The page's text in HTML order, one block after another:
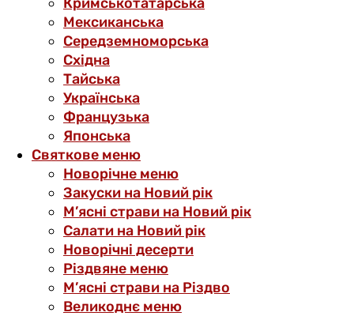
Мексиканська
Середземноморська
Східна
Тайська
Українська
Французька
Японська
Святкове меню
Новорічне меню
Закуски на Новий рік
М’ясні страви на Новий рік
Салати на Новий рік
Новорічні десерти
Різдвяне меню
М’ясні страви на Різдво
Великоднє меню